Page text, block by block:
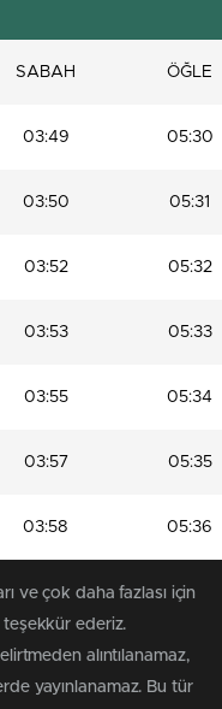
SABAH ÖĞLE
03:49 05:30
03:50 05:31
03:52 05:32
03:53 05:33
03:55 05:34
03:57 05:35
03:58 05:36
ve çok daha fazlası için
ederiz.
alıntılanamaz,
yayınlanamaz. Bu tür